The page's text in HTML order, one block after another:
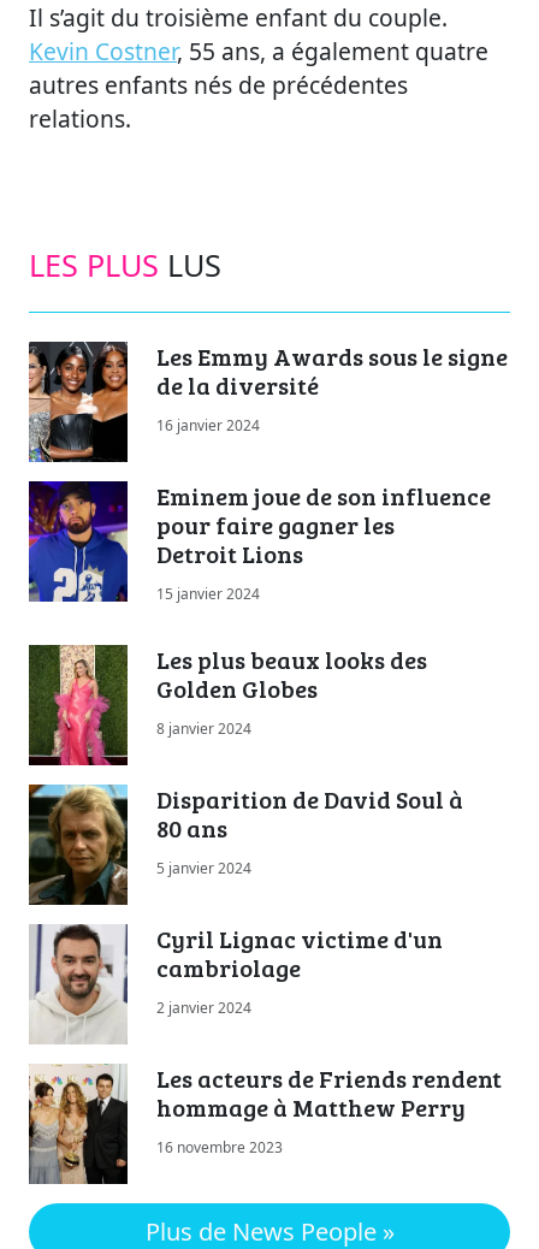
Il s’agit du troisième enfant du couple.
Kevin Costner, 55 ans, a également quatre
autres enfants nés de précédentes
relations.
LES PLUS LUS
Les Emmy Awards sous le signe
de la diversité
16 janvier 2024
Eminem joue de son influence
pour faire gagner les
Detroit Lions
15 janvier 2024
Les plus beaux looks des
Golden Globes
8 janvier 2024
Disparition de David Soul à
80 ans
5 janvier 2024
Cyril Lignac victime d'un
cambriolage
2 janvier 2024
Les acteurs de Friends rendent
hommage à Matthew Perry
16 novembre 2023
Plus de News People »